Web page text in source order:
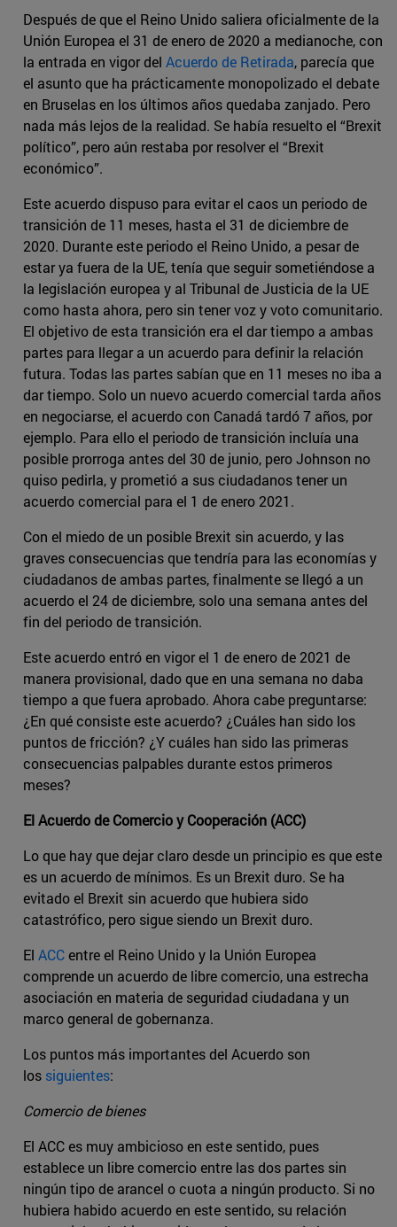
Después de que el Reino Unido saliera oficialmente de la
Unión Europea el 31 de enero de 2020 a medianoche, con
la entrada en vigor del Acuerdo de Retirada, parecía que
el asunto que ha prácticamente monopolizado el debate
en Bruselas en los últimos años quedaba zanjado. Pero
nada más lejos de la realidad. Se había resuelto el “Brexit
político”, pero aún restaba por resolver el “Brexit
económico”.
Este acuerdo dispuso para evitar el caos un periodo de
transición de 11 meses, hasta el 31 de diciembre de
2020. Durante este periodo el Reino Unido, a pesar de
estar ya fuera de la UE, tenía que seguir sometiéndose a
la legislación europea y al Tribunal de Justicia de la UE
como hasta ahora, pero sin tener voz y voto comunitario.
El objetivo de esta transición era el dar tiempo a ambas
partes para llegar a un acuerdo para definir la relación
futura. Todas las partes sabían que en 11 meses no iba a
dar tiempo. Solo un nuevo acuerdo comercial tarda años
en negociarse, el acuerdo con Canadá tardó 7 años, por
ejemplo. Para ello el periodo de transición incluía una
posible prorroga antes del 30 de junio, pero Johnson no
quiso pedirla, y prometió a sus ciudadanos tener un
acuerdo comercial para el 1 de enero 2021.
Con el miedo de un posible Brexit sin acuerdo, y las
graves consecuencias que tendría para las economías y
ciudadanos de ambas partes, finalmente se llegó a un
acuerdo el 24 de diciembre, solo una semana antes del
fin del periodo de transición.
Este acuerdo entró en vigor el 1 de enero de 2021 de
manera provisional, dado que en una semana no daba
tiempo a que fuera aprobado. Ahora cabe preguntarse:
¿En qué consiste este acuerdo? ¿Cuáles han sido los
puntos de fricción? ¿Y cuáles han sido las primeras
consecuencias palpables durante estos primeros
meses?
El Acuerdo de Comercio y Cooperación (ACC)
Lo que hay que dejar claro desde un principio es que este
es un acuerdo de mínimos. Es un Brexit duro. Se ha
evitado el Brexit sin acuerdo que hubiera sido
catastrófico, pero sigue siendo un Brexit duro.
El ACCentre el Reino Unido y la Unión Europea
comprende un acuerdo de libre comercio, una estrecha
asociación en materia de seguridad ciudadana y un
marco general de gobernanza.
Los puntos más importantes del Acuerdo son
los siguientes:
Comercio de bienes
El ACC es muy ambicioso en este sentido, pues
establece un libre comercio entre las dos partes sin
ningún tipo de arancel o cuota a ningún producto. Si no
hubiera habido acuerdo en este sentido, su relación